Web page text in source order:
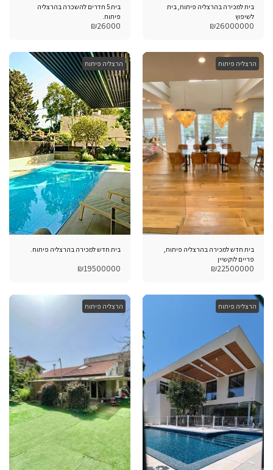
בית למכירה בהרצליה פיתוח, בית
לשיפוץ
₪26000000
בית 5 חדרים להשכרה בהרצליה
פיתוח.
₪26000
הרצליה פיתוח
בית חדש למכירה בהרצליה פיתוח,
פריים לוקשיין
₪22500000
הרצליה פיתוח
בית חדש למכירה בהרצליה פיתוח.
₪19500000
הרצליה פיתוח הרצליה פיתוח